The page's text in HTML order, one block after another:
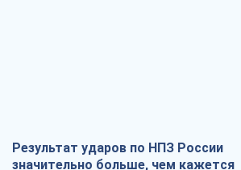
Результат ударов по НПЗ России
значительно больше, чем кажется